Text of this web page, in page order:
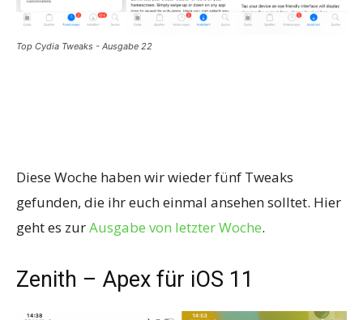
Top Cydia Tweaks - Ausgabe 22
Diese Woche haben wir wieder fünf Tweaks
gefunden, die ihr euch einmal ansehen solltet. Hier
geht es zurAusgabe von letzter Woche.
Zenith – Apex für iOS 11